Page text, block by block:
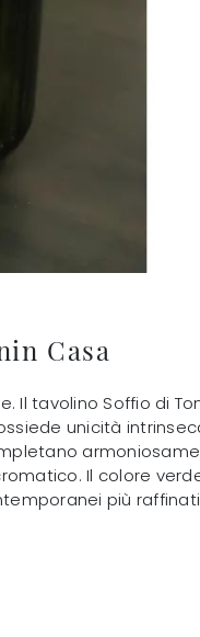
Casa
Il tavolino Soffio di
unicità
Il colore
più